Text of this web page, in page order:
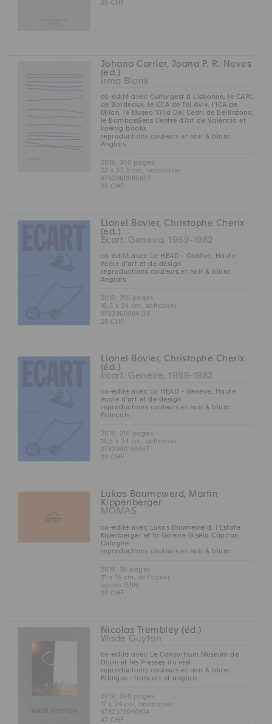
65 CHF
Johana Carrier, Joana P. R. Neves
(ed.)
Irma Blank
co-édité avec Culturgest à Lisbonne, le CAPC
de Bordeaux, le CCA de Tel Aviv, l'ICA de
Milan, le Museo Villa Dei Cedri de Bellinzona,
le BombasGens Centre d'Art de Valencia et
Koenig Books
reproductions couleurs et noir & blanc
Anglais
2019, 340 pages
22 x 32,5 cm, hardcover
9783960986652
35 CHF
Lionel Bovier, Christophe Cherix
(ed.)
Ecart. Geneva, 1969-1982
co-édité avec La HEAD - Genève, Haute
école d’art et de design
reproductions couleurs et noir & blanc
Anglais
2019, 210 pages
16,5 x 24 cm, softcover
9783960984139
29 CHF
Lionel Bovier, Christophe Cherix
(éd.)
Ecart. Genève, 1969-1982
co-édité avec La HEAD - Genève, Haute
école d’art et de design
reproductions couleurs et noir & blanc
Français
2019, 210 pages
16,5 x 24 cm, softcover
9782940159987
29 CHF
Lukas Baumewerd, Martin
Kippenberger
MOMAS
co-édité avec Lukas Baumewerd, l’Estate
Kipenberger et la Galerie Gisela Capitan,
Cologne
reproductions couleurs et noir & blanc
2019, 36 pages
21 x 15 cm, softcover
aucun ISBN
28 CHF
Nicolas Trembley (éd.)
Wade Guyton
co-édité avec Le Consortium Museum de
Dijon et les Presses du réel
reproductions couleurs et noir & blanc
Bilingue : français et anglais
2019, 240 pages
17 x 24 cm, hardcover
9782378960674
42 CHF